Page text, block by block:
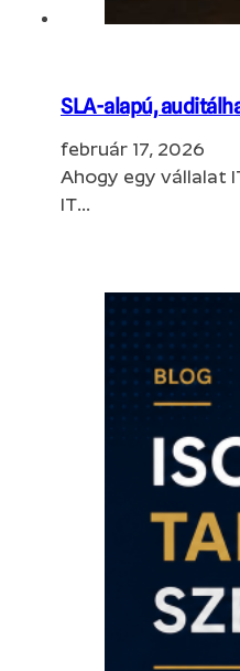
SLA-alapú,
február 17, 2026
Ahogy egy vállalat
IT…